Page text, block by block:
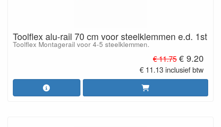
Toolflex alu-rail 70 cm voor steelklemmen e.d. 1st
Toolflex Montagerail voor 4-5 steelklemmen.
€ 11.75 € 9.20
€ 11.13 inclusief btw